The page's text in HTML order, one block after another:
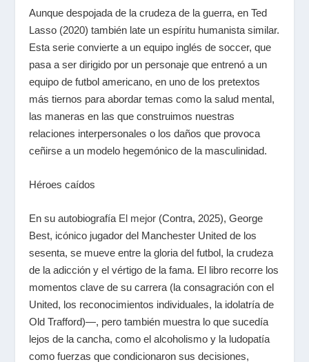
Aunque despojada de la crudeza de la guerra, enTed
Lasso (2020) también late un espíritu humanista similar.
Esta serie convierte a un equipo inglés de soccer, que
pasa a ser dirigido por un personaje que entrenó a un
equipo de futbol americano, en uno de los pretextos
más tiernos para abordar temas como la salud mental,
las maneras en las que construimos nuestras
relaciones interpersonales o los daños que provoca
ceñirse a un modelo hegemónico de la masculinidad.
Héroes caídos
En su autobiografía El mejor (Contra, 2025), George
Best, icónico jugador del Manchester United de los
sesenta, se mueve entre la gloria del futbol, la crudeza
de la adicción y el vértigo de la fama. El libro recorre los
momentos clave de su carrera (la consagración con el
United, los reconocimientos individuales, la idolatría de
Old Trafford)—, pero también muestra lo que sucedía
lejos de la cancha, como el alcoholismo y la ludopatía
como fuerzas que condicionaron sus decisiones,